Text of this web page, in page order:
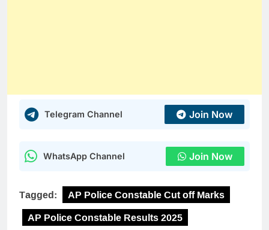
Telegram Channel Join Now
WhatsApp Channel Join Now
Tagged:
AP Police Constable Cut off Marks
AP Police Constable Results 2025